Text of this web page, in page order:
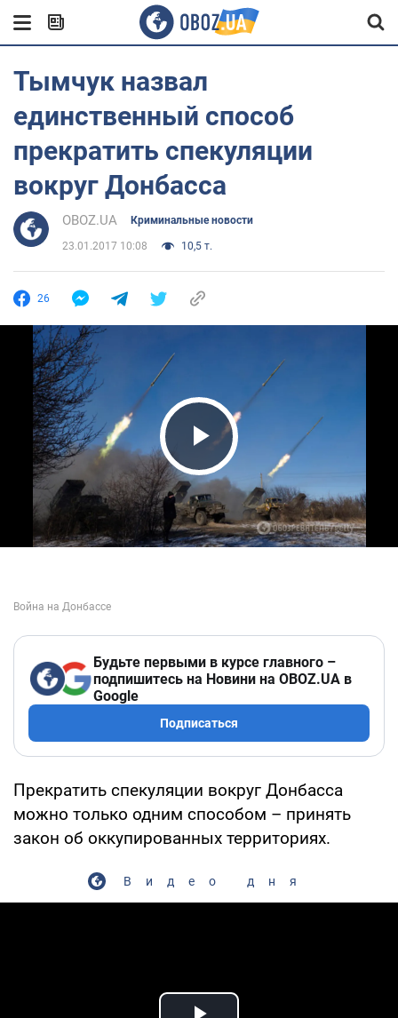
Тымчук назвал
единственный способ
прекратить спекуляции
вокруг Донбасса
OBOZ.UA Криминальные новости
23.01.2017 10:08 10,5 т.
26
Play Video
Будьте первыми в курсе главного –
подпишитесь на Новини на OBOZ.UA в
Google
Подписаться
Прекратить спекуляции вокруг Донбасса
можно только одним способом – принять
закон об оккупированных территориях.
Видео дня